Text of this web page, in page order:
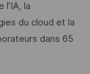
la
du cloud et la
dans 65